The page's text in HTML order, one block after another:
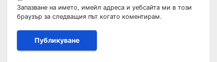
Запазване на името, имейл адреса и уебсайта ми в този
браузър за следващия път когато коментирам.